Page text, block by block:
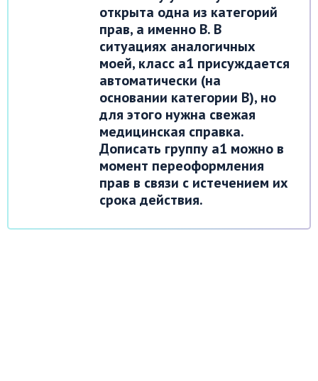
открыта одна из категорий
прав, а именно В. В
ситуациях аналогичных
моей, класс а1 присуждается
автоматически (на
основании категории В), но
для этого нужна свежая
медицинская справка.
Дописать группу а1 можно в
момент переоформления
прав в связи с истечением их
срока действия.